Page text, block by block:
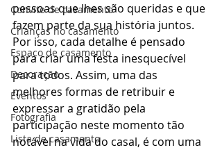
Convite de casamento
Crianças no casamento
Espaço de casamento
Decoração
Eventos
Fotografia
Lista de casamento
pessoas que lhes são queridas e que
fazem parte da sua história juntos.
Por isso, cada detalhe é pensado
para criar uma festa inesquecível
para todos. Assim, uma das
melhores formas de retribuir e
expressar a gratidão pela
participação neste momento tão
notável na vida do casal, é com uma